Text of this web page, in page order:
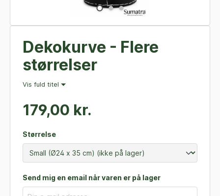
Dekokurve - Flere
størrelser
Vis fuld titel
179,00 kr.
Størrelse
Send mig en email når varen er på lager